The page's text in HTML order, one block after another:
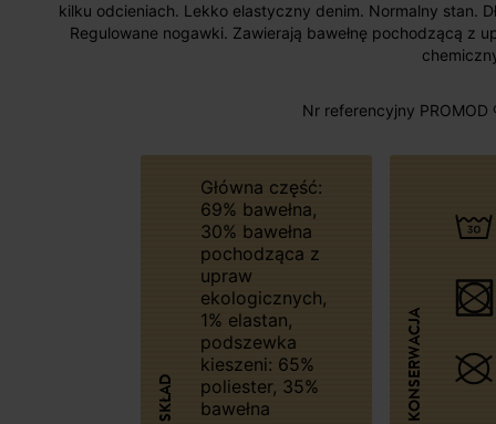
kilku odcieniach. Lekko elastyczny denim. Normalny stan.
Regulowane nogawki. Zawierają bawełnę pochodzącą z
Nr referencyjny
SKŁAD
Główna część:
69% bawełna,
30% bawełna
pochodząca z
upraw
ekologicznych,
1% elastan,
podszewka
kieszeni: 65%
poliester, 35%
bawełna
KONSERWACJA